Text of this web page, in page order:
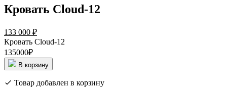
Кровать Cloud-12
133 000 ₽
Кровать Cloud-12
135000₽
В корзину
Товар добавлен в корзину